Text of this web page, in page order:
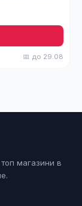
📅 до 29.08
магазини в